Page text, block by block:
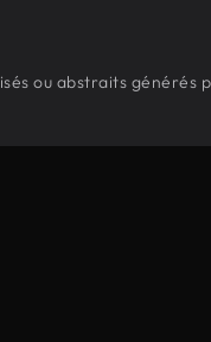
ou abstraits